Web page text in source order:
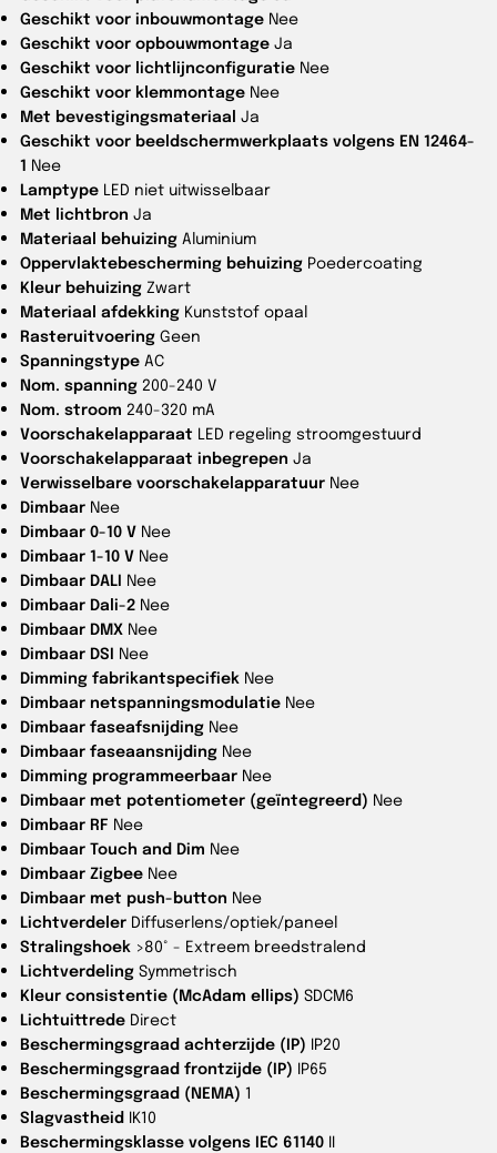
Geschikt voor inbouwmontage Nee
Geschikt voor opbouwmontage Ja
Geschikt voor lichtlijnconfiguratie Nee
Geschikt voor klemmontage Nee
Met bevestigingsmateriaal Ja
Geschikt voor beeldschermwerkplaats volgens EN 12464-
1 Nee
Lamptype LED niet uitwisselbaar
Met lichtbron Ja
Materiaal behuizing Aluminium
Oppervlaktebescherming behuizing Poedercoating
Kleur behuizing Zwart
Materiaal afdekking Kunststof opaal
Rasteruitvoering Geen
Spanningstype AC
Nom. spanning 200-240 V
Nom. stroom 240-320 mA
Voorschakelapparaat LED regeling stroomgestuurd
Voorschakelapparaat inbegrepen Ja
Verwisselbare voorschakelapparatuur Nee
Dimbaar Nee
Dimbaar 0-10 V Nee
Dimbaar 1-10 V Nee
Dimbaar DALI Nee
Dimbaar Dali-2 Nee
Dimbaar DMX Nee
Dimbaar DSI Nee
Dimming fabrikantspecifiek Nee
Dimbaar netspanningsmodulatie Nee
Dimbaar faseafsnijding Nee
Dimbaar faseaansnijding Nee
Dimming programmeerbaar Nee
Dimbaar met potentiometer (geïntegreerd) Nee
Dimbaar RF Nee
Dimbaar Touch and Dim Nee
Dimbaar Zigbee Nee
Dimbaar met push-button Nee
Lichtverdeler Diffuserlens/optiek/paneel
Stralingshoek >80° - Extreem breedstralend
Lichtverdeling Symmetrisch
Kleur consistentie (McAdam ellips) SDCM6
Lichtuittrede Direct
Beschermingsgraad achterzijde (IP) IP20
Beschermingsgraad frontzijde (IP) IP65
Beschermingsgraad (NEMA) 1
Slagvastheid IK10
Beschermingsklasse volgens IEC 61140 II